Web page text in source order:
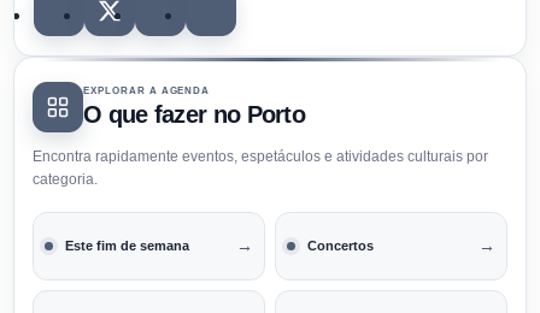
EXPLORAR A AGENDA
O que fazer no Porto
Encontra rapidamente eventos, espetáculos e atividades culturais por
categoria.
Este fim de semana → Concertos →